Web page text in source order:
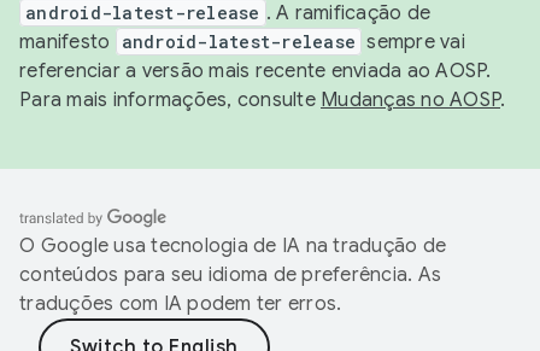
android-latest-release . A ramificação de
manifesto
android-latest-release sempre vai
referenciar a versão mais recente enviada ao AOSP.
Para mais informações, consulte Mudanças no AOSP.
O Google usa tecnologia de IA na tradução de
conteúdos para seu idioma de preferência. As
traduções com IA podem ter erros.